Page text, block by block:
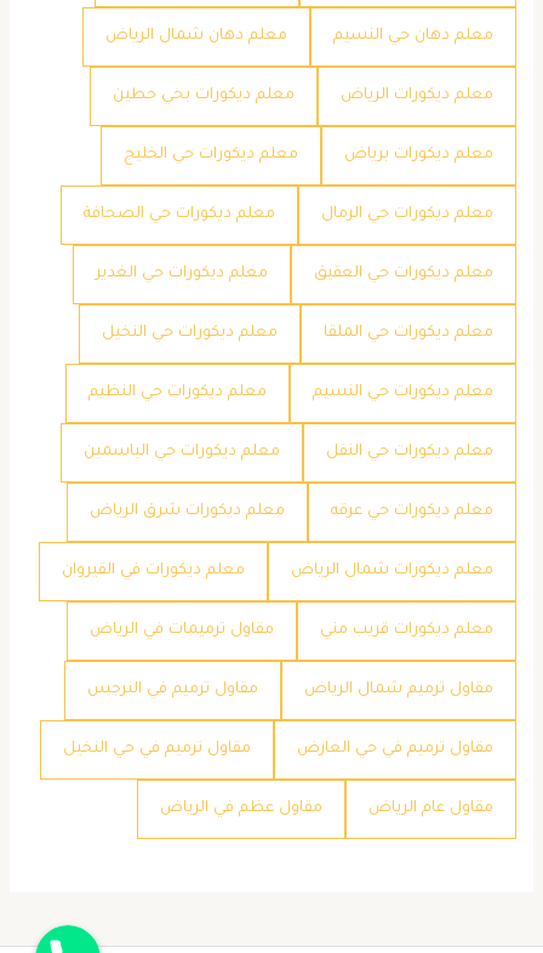
معلم دهان حي النسيم معلم دهان شمال الرياض
معلم ديكورات الرياض معلم ديكورات بحي حطين
معلم ديكورات برياض معلم ديكورات حي الخليج
معلم ديكورات حي الرمال معلم ديكورات حي الصحافة
معلم ديكورات حي العقيق معلم ديكورات حي الغدير
معلم ديكورات حي الملقا معلم ديكورات حي النخيل
معلم ديكورات حي النسيم معلم ديكورات حي النظيم
معلم ديكورات حي النفل معلم ديكورات حي الياسمين
معلم ديكورات حي عرقه معلم ديكورات شرق الرياض
معلم ديكورات شمال الرياض معلم ديكورات في القيروان
معلم ديكورات قريب مني مقاول ترميمات في الرياض
مقاول ترميم شمال الرياض مقاول ترميم في النرجس
مقاول ترميم في حي العارض مقاول ترميم في حي النخيل
مقاول عام الرياض مقاول عظم في الرياض
جوال